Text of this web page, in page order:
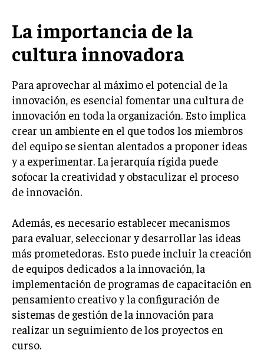
EMPRENDIMIENTO
INNOVACIÓN EMPRESARIAL
GESTIÓN DEL CAMBIO
LIDERAZGO
HABILIDADES DIRECTIVAS
PLANIFICACIÓN EMPRESARIAL
FINANZAS
FINANZAS Y CONTABILIDAD
INVERSIONES Y MERCADOS FINANCIEROS
CONTABILIDAD EMPRESARIAL
ECONOMÍA EMPRESARIAL
INTERNACIONAL
NEGOCIOS INTERNACIONALES
COMERCIO INTERNACIONAL
La importancia de la
cultura innovadora
Para aprovechar al máximo el potencial de la
innovación, es esencial fomentar una cultura de
innovación en toda la organización. Esto implica
crear un ambiente en el que todos los miembros
del equipo se sientan alentados a proponer ideas
y a experimentar. La jerarquía rígida puede
sofocar la creatividad y obstaculizar el proceso
de innovación.
Además, es necesario establecer mecanismos
para evaluar, seleccionar y desarrollar las ideas
más prometedoras. Esto puede incluir la creación
de equipos dedicados a la innovación, la
implementación de programas de capacitación en
pensamiento creativo y la configuración de
sistemas de gestión de la innovación para
realizar un seguimiento de los proyectos en
curso.